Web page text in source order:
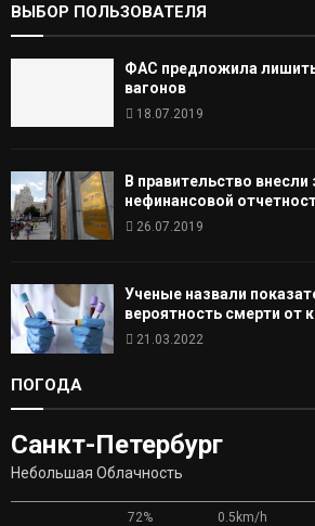
ВЫБОР ПОЛЬЗОВАТЕЛЯ
ФАС предложила
вагонов
18.07.2019
В правительство внесли
нефинансовой
26.07.2019
Ученые назвали
вероятность смерти от
21.03.2022
ПОГОДА
Санкт-Петербург
Небольшая Облачность
72% 0.5km/h